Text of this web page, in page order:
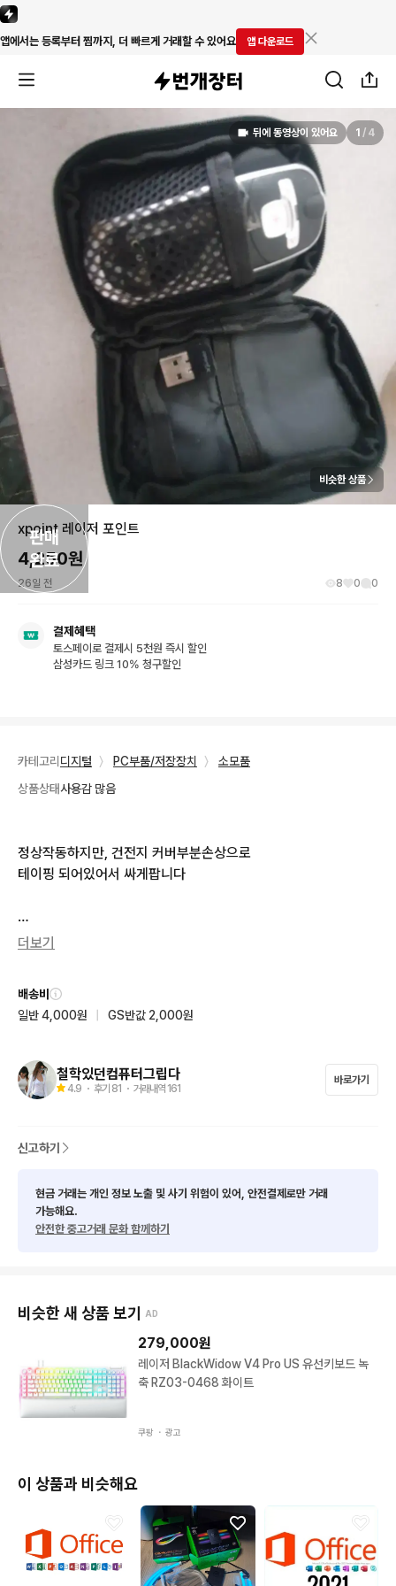
앱에서는 등록부터 찜까지, 더 빠르게 거래할 수 있어요 앱 다운로드
판매
완료
뒤에 동영상이 있어요 1 / 4
비슷한 상품
xpoint 레이저 포인트
4,250원
26일 전 8 0 0
결제혜택
토스페이로 결제시 5천원 즉시 할인
삼성카드 링크 10% 청구할인
카테고리 디지털 〉 PC부품/저장장치 〉
소모품
상품상태사용감 많음
정상작동하지만, 건전지 커버부분손상으로
테이핑 되어있어서 싸게팝니다
프레젠테이션이나 강의 시 유용하게 사용할 수 있는 Xpointer 레
깔끔한 디자인으로 선물하기에도 좋아요
문서 작업이나 발표 시 활용하기 좋은 아이템이에요
더보기
배송비
일반 4,000원
GS반값 2,000원
철학있던컴퓨터그립다
4.9 ・ 후기 81 ・ 거래내역 161
바로가기
신고하기
현금 거래는 개인 정보 노출 및 사기 위험이 있어, 안전결제로만 거래
가능해요.
안전한 중고거래 문화 함께하기
비슷한 새 상품 보기 AD
279,000원
레이저 BlackWidow V4 Pro US 유선키보드 녹
축 RZ03-0468 화이트
쿠팡 ・ 광고
이 상품과 비슷해요